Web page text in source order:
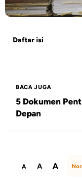
Daftar isi
BACA JUGA
5 Dokumen
Depan
A A A